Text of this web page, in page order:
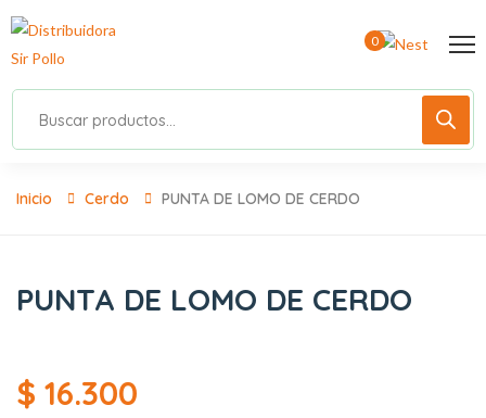
0
Inicio Cerdo PUNTA DE LOMO DE CERDO
PUNTA DE LOMO DE CERDO
$ 16.300